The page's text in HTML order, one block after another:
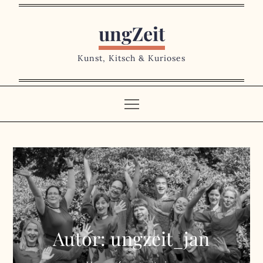
ungZeit
Kunst, Kitsch & Kurioses
Autor:ungzeit_jan